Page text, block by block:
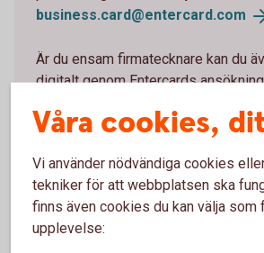
business.card@entercard.com
Är du ensam firmatecknare kan du
digitalt genom Entercards
Fyll i ansökningsblankett för höjd
Ansök digitalt om höjd
firmatecknare
Våra cookies,
Vi använder nödvändiga cookies
tekniker för att webbplatsen ska
finns även cookies du kan välja som
upplevelse: